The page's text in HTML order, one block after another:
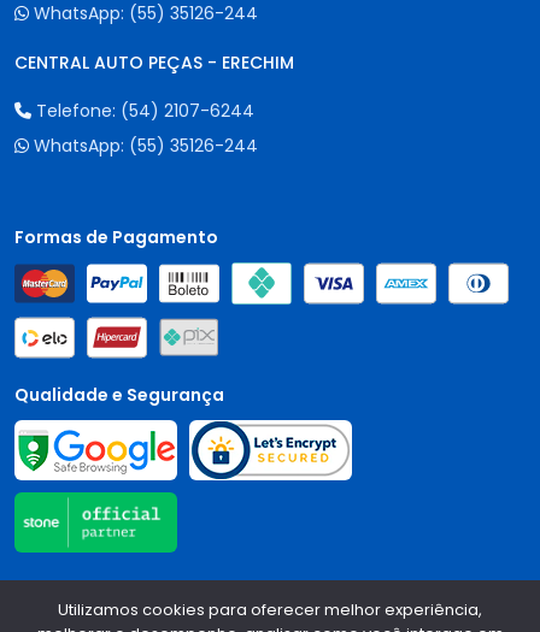
WhatsApp: (55) 35126-244
CENTRAL AUTO PEÇAS - ERECHIM
Telefone: (54) 2107-6244
WhatsApp: (55) 35126-244
Formas de Pagamento
Qualidade e Segurança
Central Auto Peças - CNPJ: 90.196.999/0001-89
Todos os
direitos reservados.2026
Utilizamos cookies para oferecer melhor experiência,